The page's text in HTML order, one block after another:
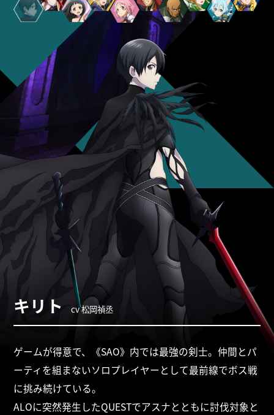
キリト cv 松岡禎丞
ゲームが得意で、《SAO》内では最強の剣士。仲間とパ
ーティを組まないソロプレイヤーとして最前線でボス戦
に挑み続けている。
ALOに突然発生したQUESTでアスナとともに討伐対象と